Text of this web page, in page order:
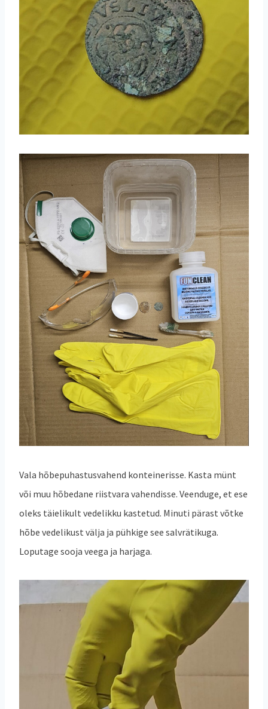
Vala hõbepuhastusvahend konteinerisse. Kasta münt
või muu hõbedane riistvara vahendisse. Veenduge, et ese
oleks täielikult vedelikku kastetud. Minuti pärast võtke
hõbe vedelikust välja ja pühkige see salvrätikuga.
Loputage sooja veega ja harjaga.